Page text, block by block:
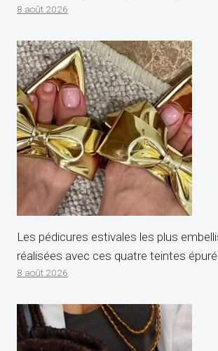
8 août 2026
Les pédicures estivales les plus
réalisées avec ces quatre teintes
8 août 2026